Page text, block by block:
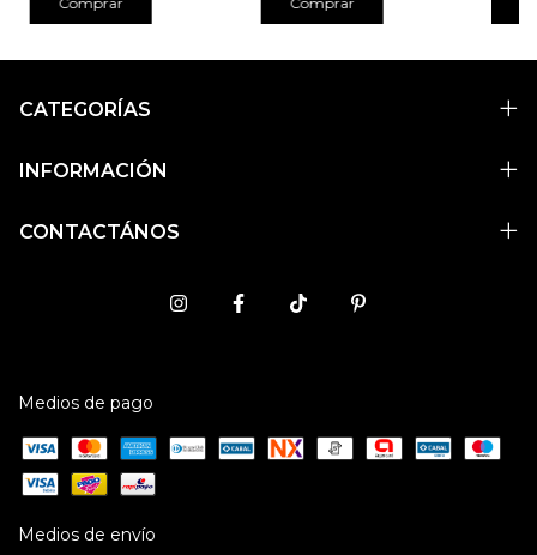
CATEGORÍAS
INFORMACIÓN
CONTACTÁNOS
Medios de pago
Medios de envío